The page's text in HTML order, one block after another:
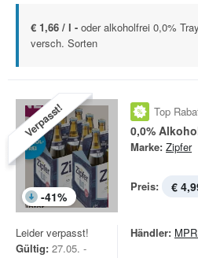
€ 1,66 / l - oder alkoholfrei 0,0%
versch. Sorten
Verpasst!
-41%
Top
0,0%
Marke: Zipfer
Preis: €
Leider verpasst!
Gültig: 27.05. -
Händler: